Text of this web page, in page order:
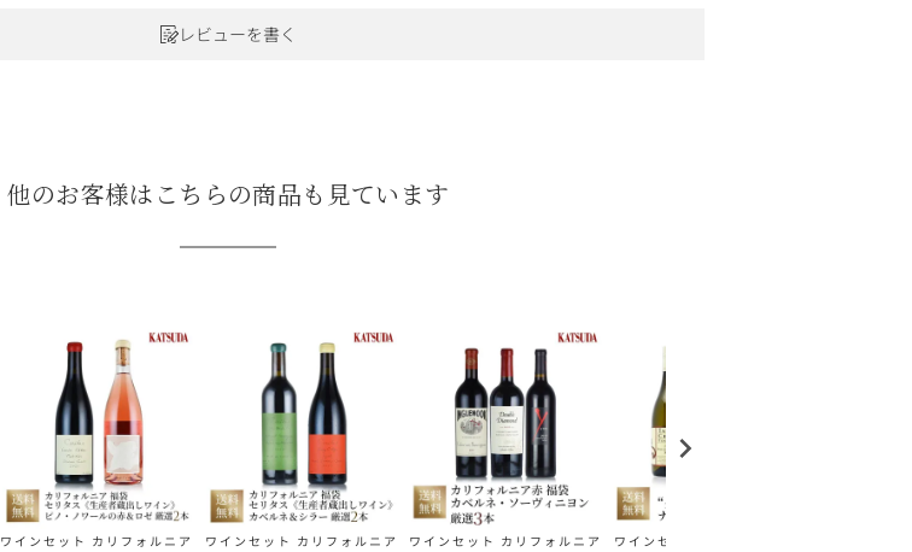
ルイ・ロデレール
レビューを書く
他のお客様はこちらの商品も見ています
ワインセット カリフォルニア
ワインセット カリフォルニア
ワインセット カリフォルニア
ワインセット カリフォルニア